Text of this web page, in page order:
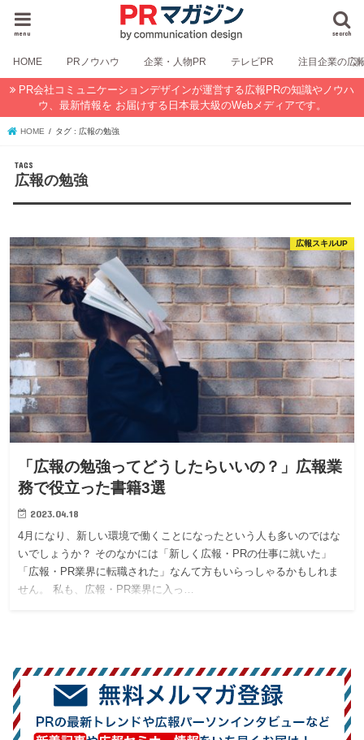
search
menu
HOME PRノウハウ 企業・人物PR テレビPR 注目企業の広
PR会社コミュニケーションデザインが運営する広報PRの知識やノウハ
ウ、最新情報を お届けする日本最大級のWebメディアです。
HOME タグ : 広報の勉強
広報の勉強
広報スキルUP
「広報の勉強ってどうしたらいいの？」広報業
務で役立った書籍3選
2023.04.18
4月になり、新しい環境で働くことになったという人も多いのではな
いでしょうか？ そのなかには「新しく広報・PRの仕事に就いた」
「広報・PR業界に転職された」なんて方もいらっしゃるかもしれま
せん。 私も、広報・PR業界に入っ…